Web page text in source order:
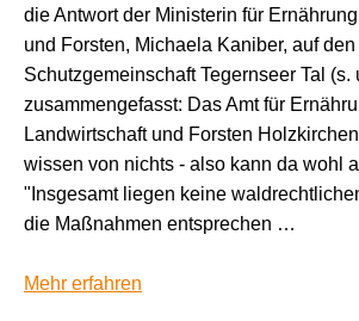
die Antwort der Ministerin für
und Forsten, Michaela Kaniber, auf
Schutzgemeinschaft Tegernseer Tal (s.
zusammengefasst: Das Amt für
Landwirtschaft und Forsten
wissen von nichts - also kann da wohl
"Insgesamt liegen keine
die Maßnahmen entsprechen …
Mehr erfahren